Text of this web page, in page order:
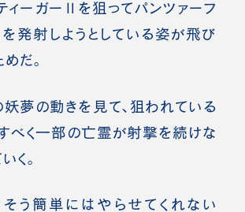
ィーガーⅡを狙ってパンツァーフ
発射しようとしている姿が飛び
だ。
夢の動きを見て、狙われている
べく一部の亡霊が射撃を続けな
く。
そう簡単にはやらせてくれない